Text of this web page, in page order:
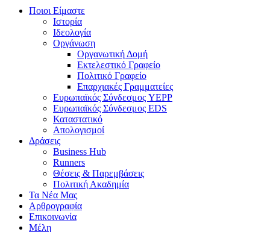
Ποιοι Είμαστε
Ιστορία
Ιδεολογία
Οργάνωση
Οργανωτική Δομή
Εκτελεστικό Γραφείο
Πολιτικό Γραφείο
Επαρχιακές Γραμματείες
Ευρωπαϊκός Σύνδεσμος YEPP
Ευρωπαϊκός Σύνδεσμος EDS
Καταστατικό
Απολογισμοί
Δράσεις
Business Hub
Runners
Θέσεις & Παρεμβάσεις
Πολιτική Ακαδημία
Τα Νέα Μας
Αρθρογραφία
Επικοινωνία
Μέλη